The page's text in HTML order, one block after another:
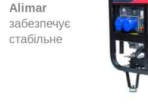
Alimar
забезпечує
стабільне